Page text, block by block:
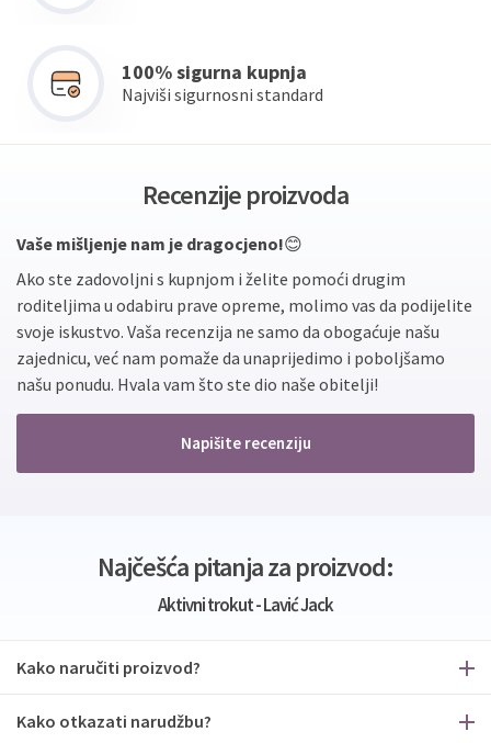
100% sigurna kupnja
Najviši sigurnosni standard
Recenzije proizvoda
Vaše mišljenje nam je dragocjeno!😊
Ako ste zadovoljni s kupnjom i želite pomoći drugim
roditeljima u odabiru prave opreme, molimo vas da podijelite
svoje iskustvo. Vaša recenzija ne samo da obogaćuje našu
zajednicu, već nam pomaže da unaprijedimo i poboljšamo
našu ponudu. Hvala vam što ste dio naše obitelji!
Napišite recenziju
Najčešća pitanja za proizvod:
Aktivni trokut - Lavić Jack
Kako naručiti proizvod?
Kako otkazati narudžbu?